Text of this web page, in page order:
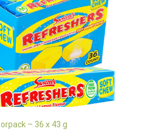
– 36 x 43 g